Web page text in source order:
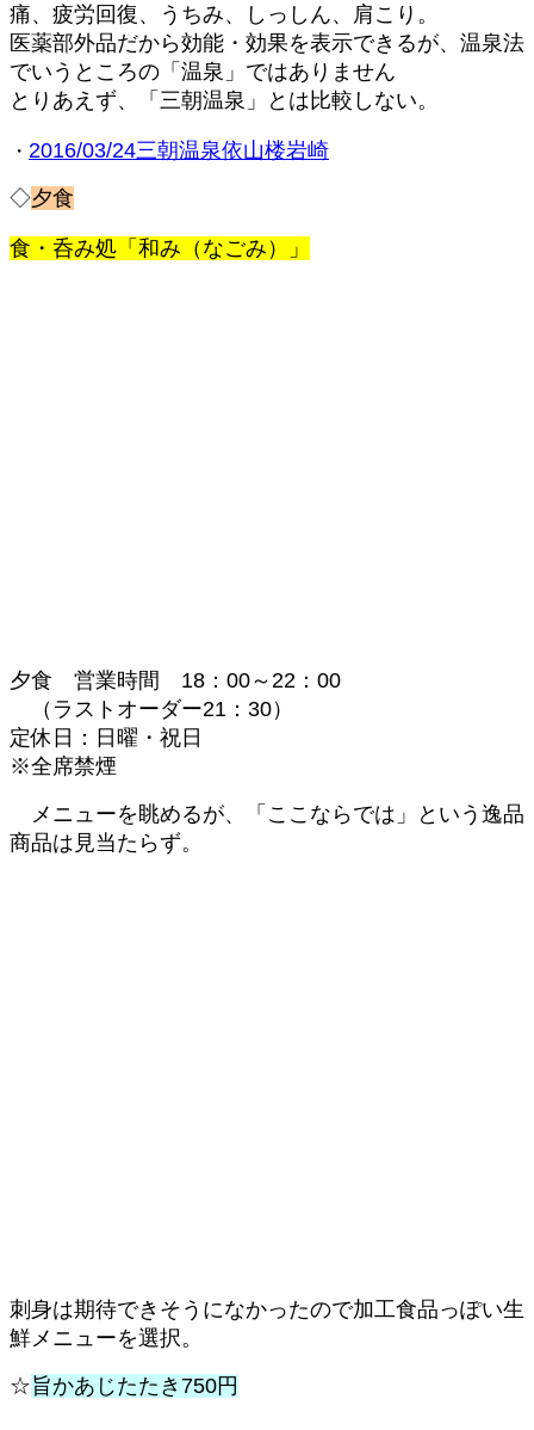
痛、疲労回復、うちみ、しっしん、肩こり。
医薬部外品だから効能・効果を表示できるが、温泉法
でいうところの「温泉」ではありません
とりあえず、「三朝温泉」とは比較しない。
・ 2016/03/24三朝温泉依山楼岩崎
◇夕食
食・呑み処「和み（なごみ）」
夕食 営業時間 18：00～22：00
（ラストオーダー21：30）
定休日：日曜・祝日
※全席禁煙
メニューを眺めるが、「ここならでは」という逸品
商品は見当たらず。
刺身は期待できそうになかったので加工食品っぽい生
鮮メニューを選択。
☆旨かあじたたき750円